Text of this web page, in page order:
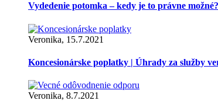
Vydedenie potomka – kedy je to právne možné?
Veronika, 15.7.2021
Koncesionárske poplatky | Úhrady za služby
Veronika, 8.7.2021